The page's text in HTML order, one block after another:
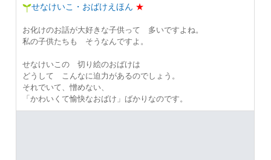
せなけいこ・おばけえほん ★
お化けのお話が大好きな子供って 多いですよね。
私の子供たちも そうなんですよ。
せなけいこの 切り絵のおばけは
どうして こんなに迫力があるのでしょう。
それでいて、憎めない、
「かわいくて愉快なおばけ」ばかりなのです。